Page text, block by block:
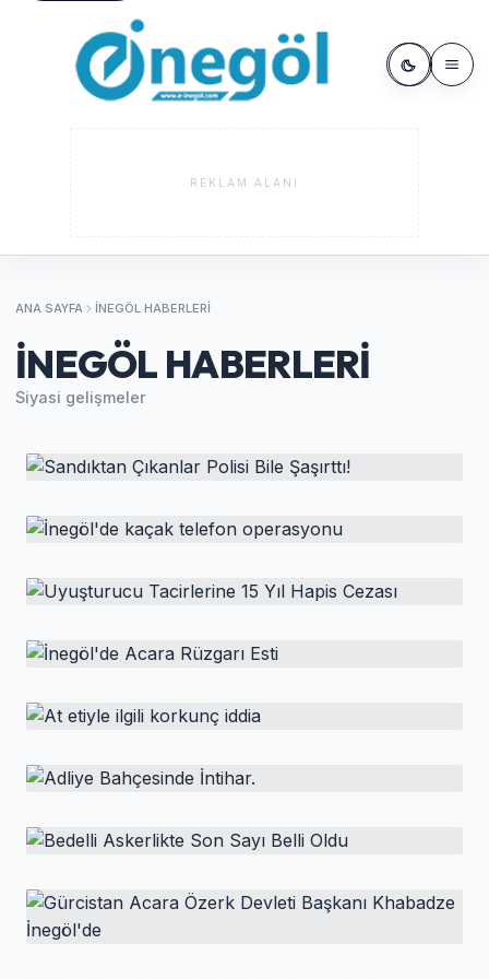
REKLAM ALANI
ANA SAYFA İNEGÖL HABERLERI
İNEGÖL HABERLERI
Siyasi gelişmeler
Sandıktan Çıkanlar Polisi Bile
İnegöl'de kaçak telefon operasyonu
Uyuşturucu Tacirlerine 15 Yıl Hapis Cezası
İnegöl'de Acara Rüzgarı Esti
At etiyle ilgili korkunç iddia
Adliye Bahçesinde İntihar.
Bedelli Askerlikte Son Sayı Belli Oldu